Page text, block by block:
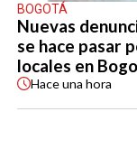
BOGOTÁ
Nuevas
se hace pasar
locales en
Haceuna hora